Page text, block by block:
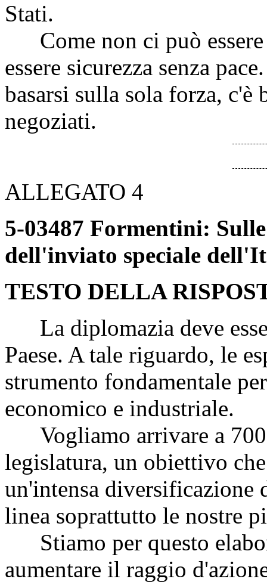
Stati.
Come non ci può essere
essere sicurezza senza
basarsi sulla sola forza,
negoziati.
ALLEGATO 4
5-03487 Formentini:
dell'inviato speciale
TESTO DELLA
La diplomazia deve
Paese. A tale riguardo, le
strumento fondamentale
economico e industriale.
Vogliamo arrivare a
legislatura, un obiettivo
un'intensa diversificazione
linea soprattutto le nostre
Stiamo per questo
aumentare il raggio